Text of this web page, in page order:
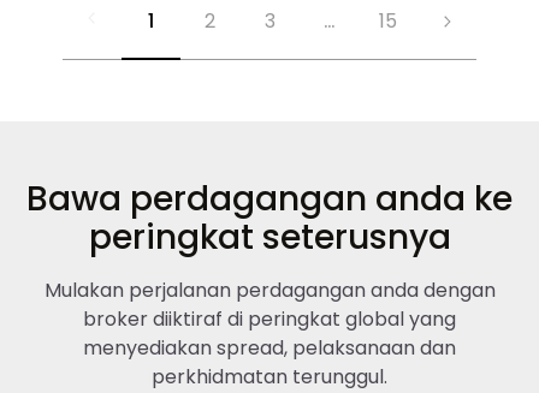
1 2 3 ... 15
Bawa perdagangan anda ke
peringkat seterusnya
Mulakan perjalanan perdagangan anda dengan
broker diiktiraf di peringkat global yang
menyediakan spread, pelaksanaan dan
perkhidmatan terunggul.